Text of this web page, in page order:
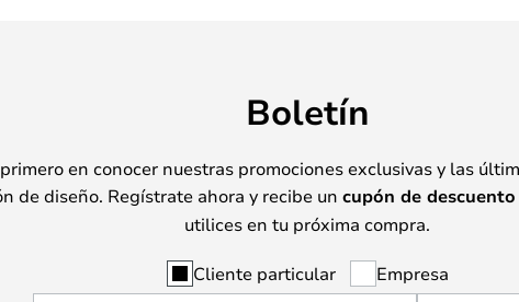
Boletín
en conocer nuestras promociones exclusivas y las
de diseño. Regístrate ahora y recibe un cupón de
utilices en tu próxima compra.
Cliente particular Empresa